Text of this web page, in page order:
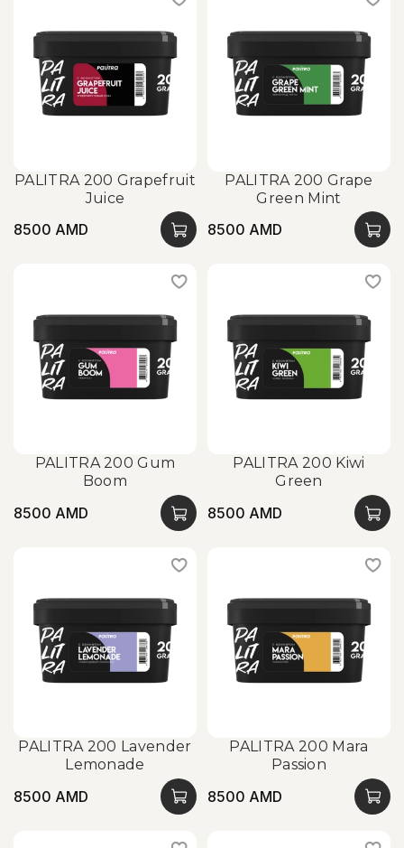
PALITRA 200 Grapefruit
Juice
8500 AMD
PALITRA 200 Grape
Green Mint
8500 AMD
PALITRA 200 Gum
Boom
8500 AMD
PALITRA 200 Kiwi
Green
8500 AMD
PALITRA 200 Lavender
Lemonade
8500 AMD
PALITRA 200 Mara
Passion
8500 AMD